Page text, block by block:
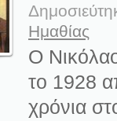
Ημαθίας
Ο
το 1928
χρόνια